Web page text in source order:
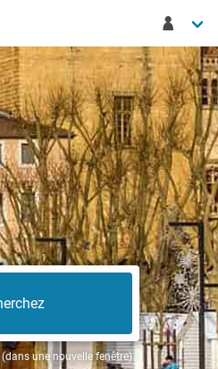
une nouvelle fenêtre)